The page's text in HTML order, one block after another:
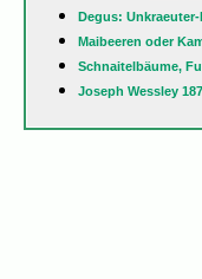
Degus:
Maibeeren oder
Schnaitelbäume,
Joseph Wessley